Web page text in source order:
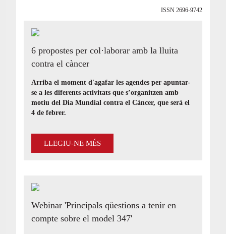
ISSN 2696-9742
6 propostes per col·laborar amb la lluita
contra el càncer
Arriba el moment d'agafar les agendes per apuntar-
se a les diferents activitats que s’organitzen amb
motiu del Dia Mundial contra el Càncer, que serà el
4 de febrer.
LLEGIU-NE MÉS
Webinar 'Principals qüestions a tenir en
compte sobre el model 347'